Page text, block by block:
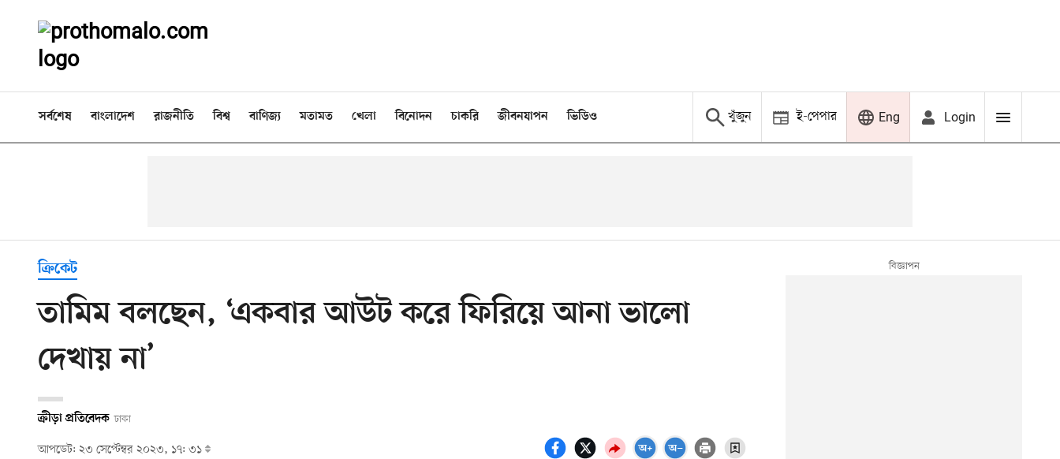
সর্বশেষ বাংলাদেশ রাজনীতি বিশ্ব বাণিজ্য মতামত খেলা বিনোদন চাকরি জীবনযাপন ভিডিও খুঁজুন ই-পেপার Eng Login
ক্রিকেট
তামিম বলছেন, ‘একবার আউট করে ফিরিয়ে আনা ভালো
দেখায় না’
ক্রীড়া প্রতিবেদক ঢাকা
আপডেট: ২৩ সেপ্টেম্বর ২০২৩, ১৭: ৩১